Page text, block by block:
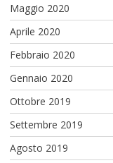
Maggio 2020
Aprile 2020
Febbraio 2020
Gennaio 2020
Ottobre 2019
Settembre 2019
Agosto 2019